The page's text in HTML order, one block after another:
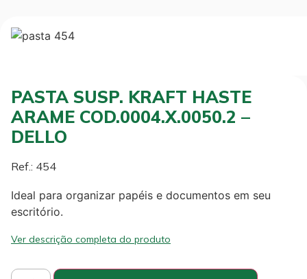
PASTA SUSP. KRAFT HASTE
ARAME COD.0004.X.0050.2 –
DELLO
Ref.: 454
Ideal para organizar papéis e documentos em seu
escritório.
Ver descrição completa do produto